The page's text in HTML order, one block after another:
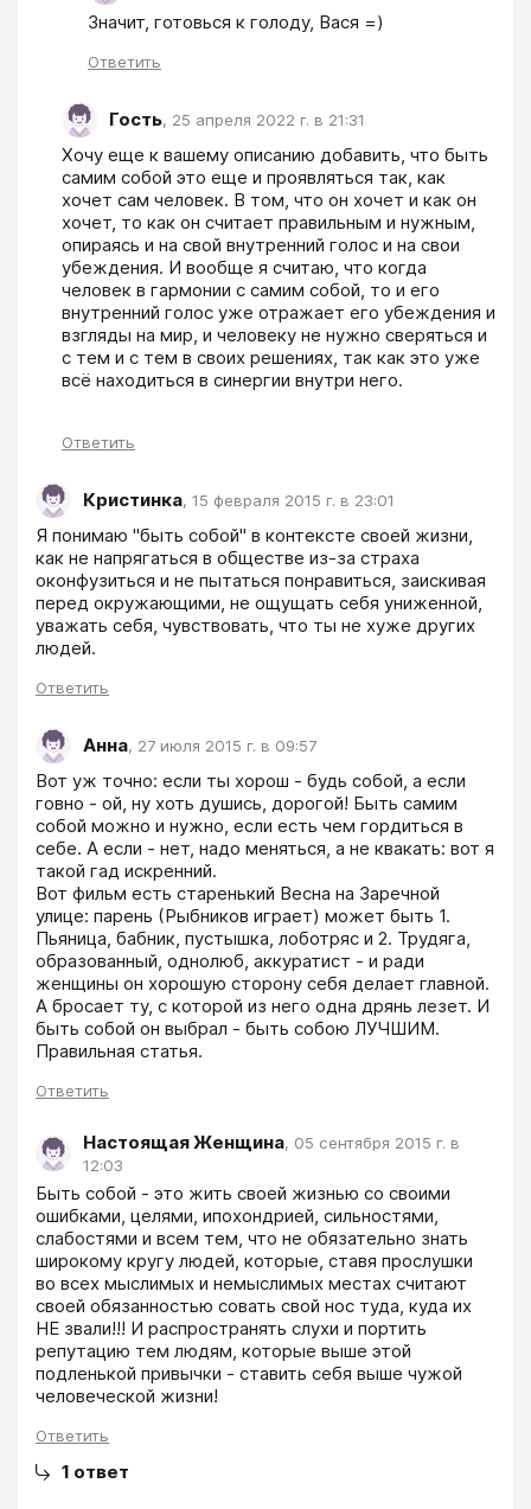
Значит, готовься к голоду, Вася =)
Ответить
Гость, 25 апреля 2022 г. в 21:31
Хочу еще к вашему описанию добавить, что быть
самим собой это еще и проявляться так, как
хочет сам человек. В том, что он хочет и как он
хочет, то как он считает правильным и нужным,
опираясь и на свой внутренний голос и на свои
убеждения. И вообще я считаю, что когда
человек в гармонии с самим собой, то и его
внутренний голос уже отражает его убеждения и
взгляды на мир, и человеку не нужно сверяться и
с тем и с тем в своих решениях, так как это уже
всё находиться в синергии внутри него.
Ответить
Кристинка, 15 февраля 2015 г. в 23:01
Я понимаю "быть собой" в контексте своей жизни,
как не напрягаться в обществе из-за страха
оконфузиться и не пытаться понравиться, заискивая
перед окружающими, не ощущать себя униженной,
уважать себя, чувствовать, что ты не хуже других
людей.
Ответить
Анна, 27 июля 2015 г. в 09:57
Вот уж точно: если ты хорош - будь собой, а если
говно - ой, ну хоть душись, дорогой! Быть самим
собой можно и нужно, если есть чем гордиться в
себе. А если - нет, надо меняться, а не квакать: вот я
такой гад искренний.
Вот фильм есть старенький Весна на Заречной
улице: парень (Рыбников играет) может быть 1.
Пьяница, бабник, пустышка, лоботряс и 2. Трудяга,
образованный, однолюб, аккуратист - и ради
женщины он хорошую сторону себя делает главной.
А бросает ту, с которой из него одна дрянь лезет. И
быть собой он выбрал - быть собою ЛУЧШИМ.
Правильная статья.
Ответить
Настоящая Женщина, 05 сентября 2015 г. в
12:03
Быть собой - это жить своей жизнью со своими
ошибками, целями, ипохондрией, сильностями,
слабостями и всем тем, что не обязательно знать
широкому кругу людей, которые, ставя прослушки
во всех мыслимых и немыслимых местах считают
своей обязанностью совать свой нос туда, куда их
НЕ звали!!! И распространять слухи и портить
репутацию тем людям, которые выше этой
подленькой привычки - ставить себя выше чужой
человеческой жизни!
Ответить
1 ответ